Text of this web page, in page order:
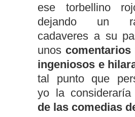
ese torbellino
dejando un
cadaveres a su
unos comentarios
ingeniosos e
tal punto que
yo la consideraría
de las comedias